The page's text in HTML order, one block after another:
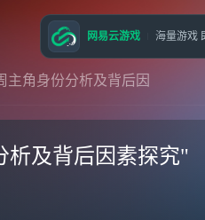
主角身份分析及背后因
析及背后因素探究"
网易云游戏 海量游戏